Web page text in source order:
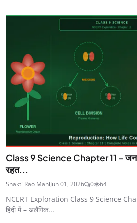
Class 9 Science Chapter 11 –
रहत...
Shakti Rao ManiJun 01, 2026 0 64
NCERT Exploration Class 9 Science
हिंदी में – अलैंगिक...